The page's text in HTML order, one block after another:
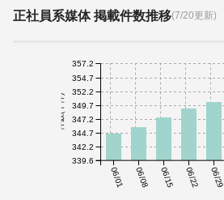
正社員系媒体 掲載件数推移(7/20更新)
06/01 06/08 06/15 06/22 06/29
件数(千件)
339.6
342.2
344.7
347.2
349.7
352.2
354.7
357.2